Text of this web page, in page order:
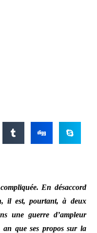
En désaccord
il est, pourtant, à deux
une guerre d’ampleur
an que ses propos sur la